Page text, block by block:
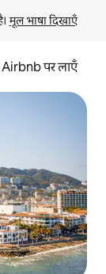
मूल भाषा दिखाएँ
पर लाएँ